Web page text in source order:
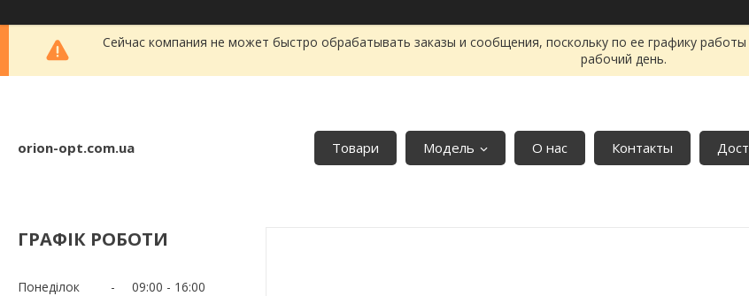
Сейчас компания не может быстро обрабатывать заказы и сообщения, поскольку по ее графику
рабочий день.
orion-opt.com.ua Товари Модель О нас Контакты
ГРАФІК РОБОТИ
Понеділок 09:00
16:00